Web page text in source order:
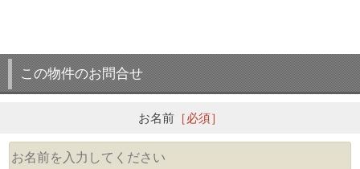
この物件のお問合せ
お名前［必須］